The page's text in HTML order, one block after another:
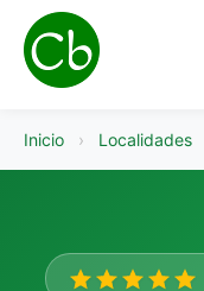
Inicio › Localidades